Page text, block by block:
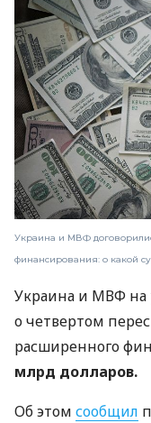
Украина и МВФ
финансирования: о какой
Украина и МВФ на
о четвертом
расширенного
млрд долларов.
Об этом сообщил